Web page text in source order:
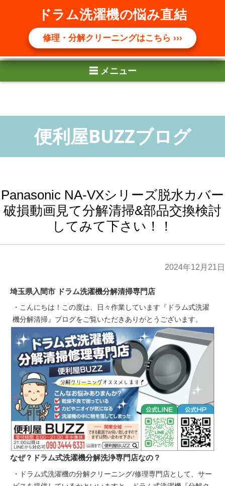
☰ メニュー
ドラム洗濯機の悩み直結
修理・分解クリーニングはこちら ›››
Panasonic NA-VXシリーズ脱水カバー
破損動画見て分解清掃&部品交換検討
してみて下さい！！
2024年12月21日
埼玉県入間市 ドラム洗濯機分解清掃専門店
・こんにちは！この度は、日々作業しています『ドラム式洗濯
機分解清掃』ブログをご覧いただきありがとうございます。
なぜ？ドラム式洗濯機分解洗浄専門店なの？
・ドラム式洗濯機の分解クリーニング/修理専門店として、サー